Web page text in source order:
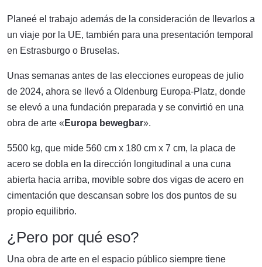
Planeé el trabajo además de la consideración de llevarlos a
un viaje por la UE, también para una presentación temporal
en Estrasburgo o Bruselas.
Unas semanas antes de las elecciones europeas de julio
de 2024, ahora se llevó a Oldenburg Europa-Platz, donde
se elevó a una fundación preparada y se convirtió en una
obra de arte « Europa bewegbar».
5500 kg, que mide 560 cm x 180 cm x 7 cm, la placa de
acero se dobla en la dirección longitudinal a una cuna
abierta hacia arriba, movible sobre dos vigas de acero en
cimentación que descansan sobre los dos puntos de su
propio equilibrio.
¿Pero por qué eso?
Una obra de arte en el espacio público siempre tiene